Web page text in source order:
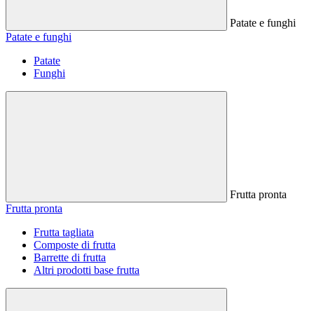
Patate e funghi
Patate e funghi
Patate
Funghi
Frutta pronta
Frutta pronta
Frutta tagliata
Composte di frutta
Barrette di frutta
Altri prodotti base frutta